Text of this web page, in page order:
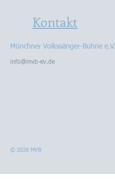
Kontakt
Münchner Volkssänger-Bühne e.V.
info@mvb-ev.de
© 2026 MVB